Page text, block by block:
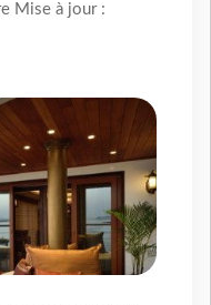
Mise à jour :